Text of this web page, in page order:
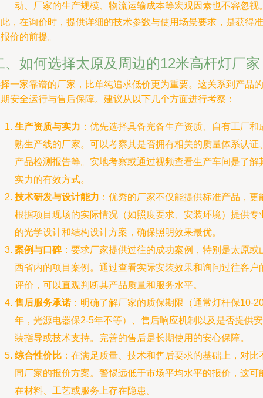
动、厂家的生产规模、物流运输成本等宏观因素也不容忽视
，在询价时，提供详细的技术参数与使用场景要求，是获得准
价的前提。
、如何选择太原及周边的12米高杆灯厂家
一家靠谱的厂家，比单纯追求低价更为重要。这关系到产品的
安全运行与售后保障。建议从以下几个方面进行考察：
生产资质与实力 ：优先选择具备完备生产资质、自有工厂和
熟生产线的厂家。可以考察其是否拥有相关的质量体系认证
产品检测报告等。实地考察或通过视频查看生产车间是了解
实力的有效方式。
技术研发与设计能力 ：优秀的厂家不仅能提供标准产品，更
根据项目现场的实际情况（如照度要求、安装环境）提供专
的光学设计和结构设计方案，确保照明效果最优。
案例与口碑：要求厂家提供过往的成功案例，特别是太原或
西省内的项目案例。通过查看实际安装效果和询问过往客户
评价，可以直观判断其产品质量和服务水平。
售后服务承诺：明确了解厂家的质保期限（通常灯杆保10-
年，光源电器保2-5年不等）、售后响应机制以及是否提供安
装指导或技术支持。完善的售后是长期使用的安心保障。
综合性价比 ：在满足质量、技术和售后要求的基础上，对比
同厂家的报价方案。警惕远低于市场平均水平的报价，这可
在材料、工艺或服务上存在隐患。